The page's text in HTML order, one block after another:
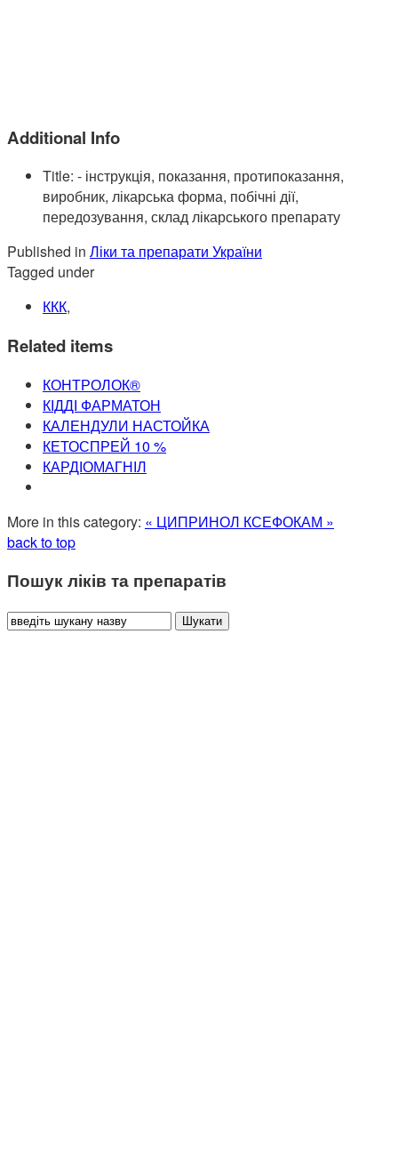
Additional Info
Title: - інструкція, показання, протипоказання,
виробник, лікарська форма, побічні дії,
передозування, склад лікарського препарату
Published in Ліки та препарати України
Tagged under
ККК,
Related items
КОНТРОЛОК®
КІДДІ ФАРМАТОН
КАЛЕНДУЛИ НАСТОЙКА
КЕТОСПРЕЙ 10 %
КАРДІОМАГНІЛ
More in this category: « ЦИПРИНОЛ КСЕФОКАМ »
back to top
Пошук ліків та препаратів